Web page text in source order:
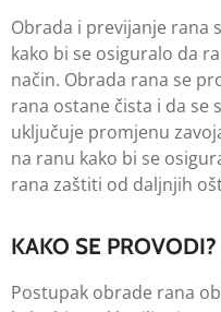
Obrada i previjanje rana
kako bi se osiguralo da
način. Obrada rana se
rana ostane čista i da se
uključuje promjenu
na ranu kako bi se
rana zaštiti od daljnjih
KAKO SE PROVODI?
Postupak obrade rana